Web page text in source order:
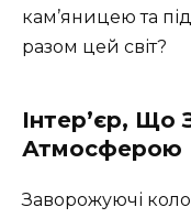
кам’яницею та
разом цей світ?
Інтер’єр, Що
Атмосферою
Заворожуючі